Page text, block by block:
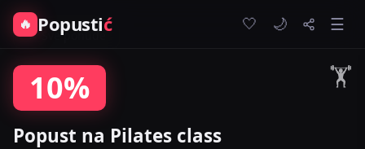
🔥 Popustić 🤍 🌙 ☰
← Sve ponude
10% 🏋️
Popust na Pilates class